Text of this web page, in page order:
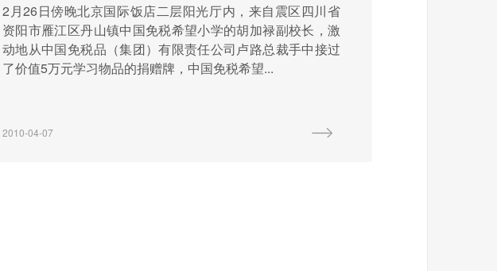
2月26日傍晚北京国际饭店二层阳光厅内，来自震区四川省
资阳市雁江区丹山镇中国免税希望小学的胡加禄副校长，激
动地从中国免税品（集团）有限责任公司卢路总裁手中接过
了价值5万元学习物品的捐赠牌，中国免税希望...
2010-04-07